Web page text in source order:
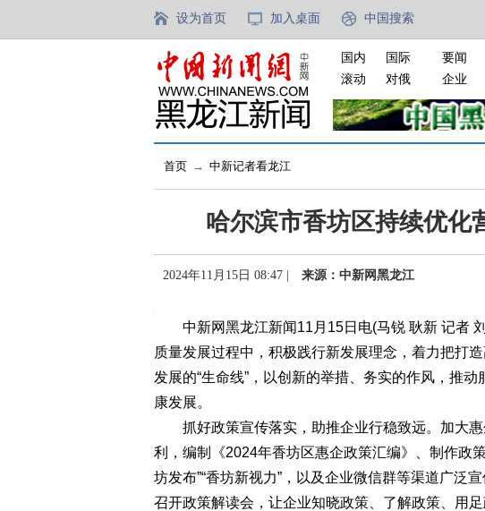
设为首页 加入桌面 中国搜索
国内
国际
滚动
对俄
要闻
企业
首页 → 中新记者看龙江
哈尔滨市香坊区持续优化
2024年11月15日 08:47 | 来源：中新网黑龙江
中新网黑龙江新闻11月15日电(马锐 耿新 记者
质量发展过程中，积极践行新发展理念，着力把打
发展的“生命线”，以创新的举措、务实的作风，推
康发展。
抓好政策宣传落实，助推企业行稳致远。加大惠
利，编制《2024年香坊区惠企政策汇编》、制作政
坊发布”“香坊新视力”，以及企业微信群等渠道广泛
召开政策解读会，让企业知晓政策、了解政策、用